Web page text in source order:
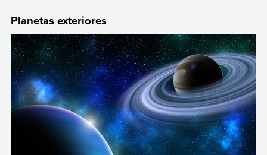
Planetas exteriores